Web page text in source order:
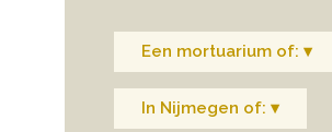
Een mortuarium of: ▾
In Nijmegen of: ▾